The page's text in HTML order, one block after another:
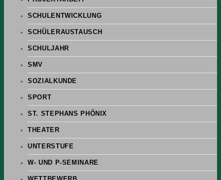
SCHULENTWICKLUNG
SCHÜLERAUSTAUSCH
SCHULJAHR
SMV
SOZIALKUNDE
SPORT
ST. STEPHANS PHÖNIX
THEATER
UNTERSTUFE
W- UND P-SEMINARE